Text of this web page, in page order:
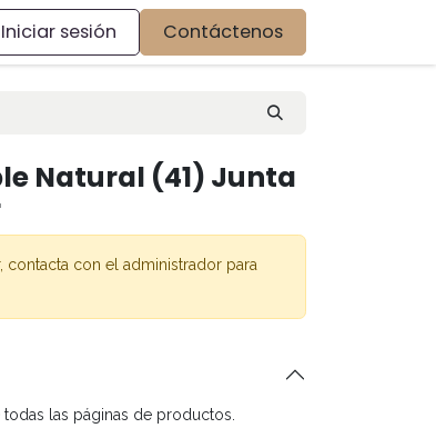
Iniciar sesión Contáctenos
Natural (41) Junta
contacta con el administrador para
las páginas de productos.